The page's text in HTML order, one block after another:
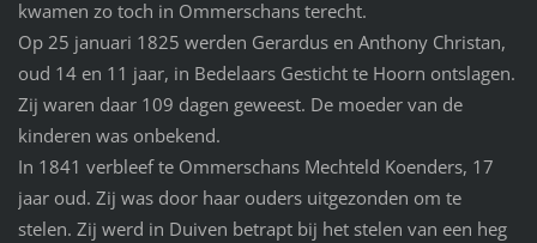
kwamen zo toch in Ommerschans terecht.
Op 25 januari 1825 werden Gerardus en Anthony Christan,
oud 14 en 11 jaar, in Bedelaars Gesticht te Hoorn ontslagen.
Zij waren daar 109 dagen geweest. De moeder van de
kinderen was onbekend.
In 1841 verbleef te Ommerschans Mechteld Koenders, 17
jaar oud. Zij was door haar ouders uitgezonden om te
stelen. Zij werd in Duiven betrapt bij het stelen van een heg